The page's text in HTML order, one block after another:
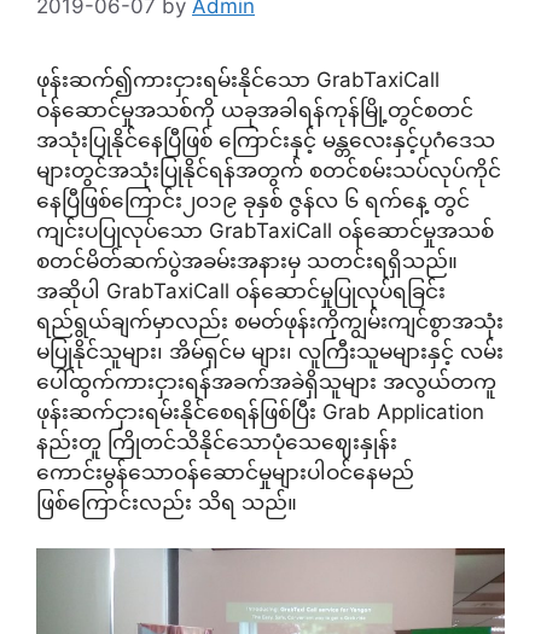
2019-06-07 by Admin
ဖုန်းဆက်၍ကားငှားရမ်းနိုင်သော GrabTaxiCall
ဝန်ဆောင်မှုအသစ်ကို ယခုအခါရန်ကုန်မြို့တွင်စတင်
အသုံးပြုနိုင်နေပြီဖြစ် ကြောင်းနှင့် မန္တလေးနှင့်ပုဂံဒေသ
များတွင်အသုံးပြုနိုင်ရန်အတွက် စတင်စမ်းသပ်လုပ်ကိုင်
နေပြီဖြစ်ကြောင်း၂၀၁၉ ခုနှစ် ဇွန်လ ၆ ရက်နေ့ တွင်
ကျင်းပပြုလုပ်သော GrabTaxiCall ဝန်ဆောင်မှုအသစ်
စတင်မိတ်ဆက်ပွဲအခမ်းအနားမှ သတင်းရရှိသည်။
အဆိုပါ GrabTaxiCall ဝန်ဆောင်မှုပြုလုပ်ရခြင်း
ရည်ရွယ်ချက်မှာလည်း စမတ်ဖုန်းကိုကျွမ်းကျင်စွာအသုံး
မပြုနိုင်သူများ၊ အိမ်ရှင်မ များ၊ လူကြီးသူမများနှင့် လမ်း
ပေါ်ထွက်ကားငှားရန်အခက်အခဲရှိသူများ အလွယ်တကူ
ဖုန်းဆက်ငှားရမ်းနိုင်စေရန်ဖြစ်ပြီး Grab Application
နည်းတူ ကြိုတင်သိနိုင်သောပုံသေဈေးနှုန်း
ကောင်းမွန်သောဝန်ဆောင်မှုများပါဝင်နေမည်
ဖြစ်ကြောင်းလည်း သိရ သည်။